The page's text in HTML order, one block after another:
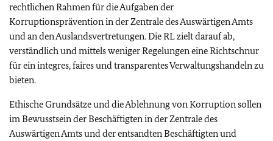
rechtlichen Rahmen für die Aufgaben der
Korruptionsprävention in der Zentrale des Auswärtigen Amts
und an den Auslandsvertretungen. Die RL zielt darauf ab,
verständlich und mittels weniger Regelungen eine Richtschnur
für ein integres, faires und transparentes Verwaltungshandeln zu
bieten.
Ethische Grundsätze und die Ablehnung von Korruption sollen
im Bewusstsein der Beschäftigten in der Zentrale des
Auswärtigen Amts und der entsandten Beschäftigten und